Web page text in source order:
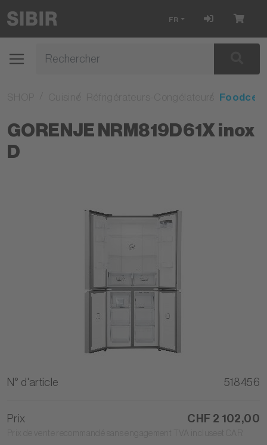
FR
GORENJE NRM819D61X inox
D
N° d'article 518456
Prix CHF 2 102,00